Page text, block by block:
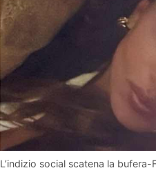
L’indizio social scatena la